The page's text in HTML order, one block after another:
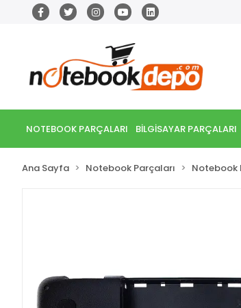
NOTEBOOK PARÇALARI BİLGİSAYAR PARÇALARI
Ana Sayfa Notebook Parçaları Notebook